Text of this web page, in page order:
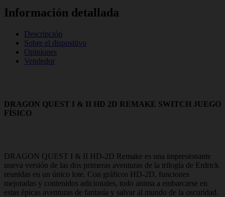
Información detallada
Descripción
Sobre el dispositivo
Opiniones
Vendedor
DRAGON QUEST I & II HD 2D REMAKE SWITCH JUEGO
FÍSICO
DRAGON QUEST I & II HD-2D Remake es una impresionante
nueva versión de las dos primeras aventuras de la trilogía de Erdrick
reunidas en un único lote. Con gráficos HD-2D, funciones
mejoradas y contenidos adicionales, todo anima a embarcarse en
estas épicas aventuras de fantasía y salvar al mundo de la oscuridad.